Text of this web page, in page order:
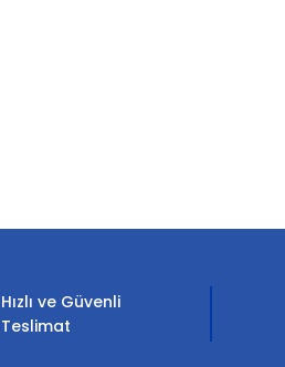
Hızlı ve Güvenli
Teslimat